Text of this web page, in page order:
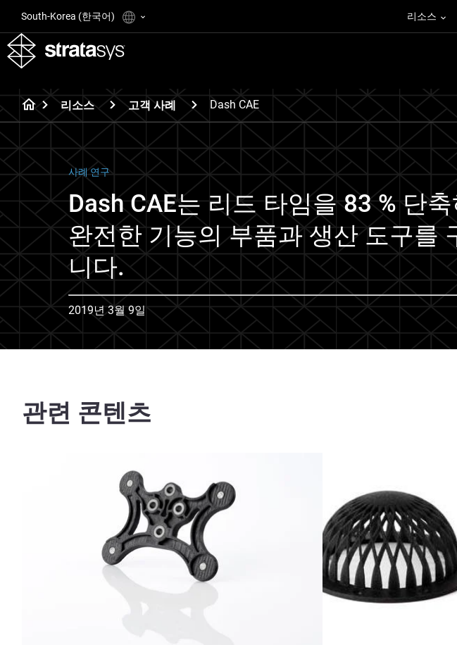
South-Korea (한국어) 리소스
리소스 고객 사례 Dash CAE
사례 연구
Dash CAE는 리드 타임을 83 % 단
완전한 기능의 부품과 생산 도구를
니다.
2019년 3월 9일
관련 콘텐츠